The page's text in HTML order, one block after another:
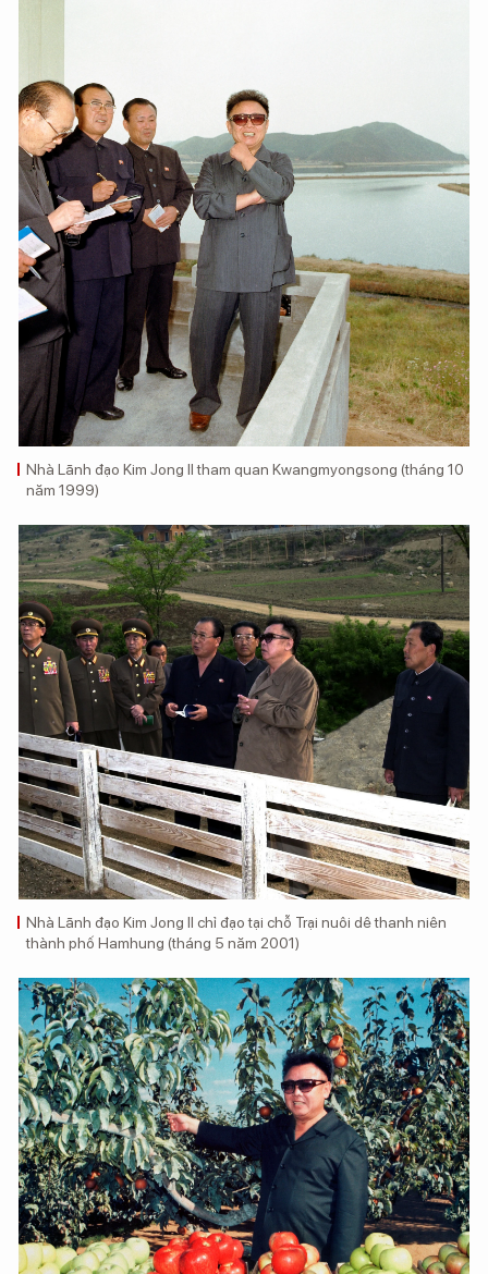
Nhà Lãnh đạo Kim Jong Il tham quan Kwangmyongsong (tháng 10
năm 1999)
Nhà Lãnh đạo Kim Jong Il chỉ đạo tại chỗ Trại nuôi dê thanh niên
thành phố Hamhung (tháng 5 năm 2001)